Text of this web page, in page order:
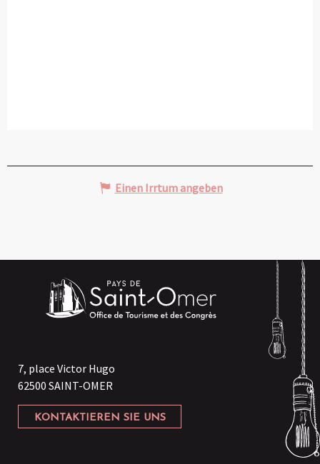
Einen Irrtum angeben
7, place Victor Hugo
62500 SAINT-OMER
KONTAKTIEREN SIE UNS